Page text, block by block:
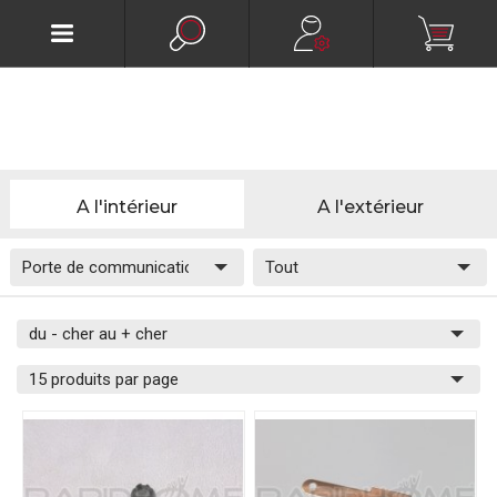
A l'intérieur A l'extérieur